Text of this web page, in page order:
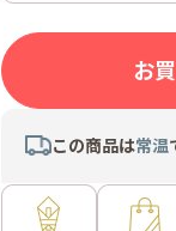
お
この商品は常温